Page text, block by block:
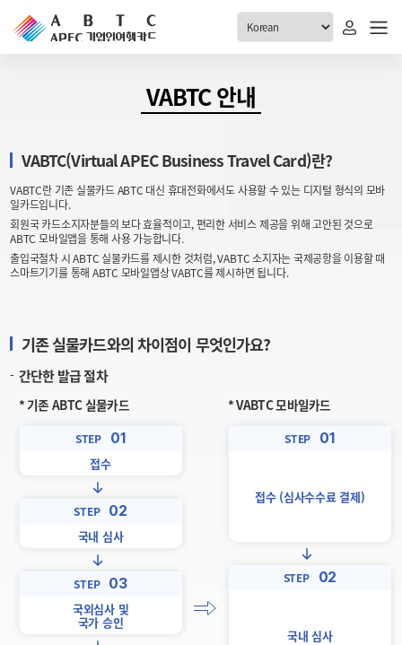
ABTC 전체메뉴
ABTC 제도 소개
VABTC 안내
발급 자격요건
신규발급 안내
재발급 안내
신청
취소
신청진행 현황
소지자 현황
공지사항
VABTC 안내
VABTC(Virtual APEC Business Travel Card)란?
VABTC란 기존 실물카드 ABTC 대신 휴대전화에서도 사용할 수 있는 디지털 형식의 모바
일카드입니다.
회원국 카드소지자분들의 보다 효율적이고, 편리한 서비스 제공을 위해 고안된 것으로
ABTC 모바일앱을 통해 사용 가능합니다.
출입국절차 시 ABTC 실물카드를 제시한 것처럼, VABTC 소지자는 국제공항을 이용할 때
스마트기기를 통해 ABTC 모바일앱상 VABTC를 제시하면 됩니다.
기존 실물카드와의 차이점이 무엇인가요?
간단한 발급 절차
* 기존 ABTC 실물카드
STEP
01
접수
STEP 02
국내 심사
STEP 03
국외심사 및
국가 승인
* VABTC 모바일카드
STEP 01
접수 (심사수수료 결제)
STEP 02
국내 심사